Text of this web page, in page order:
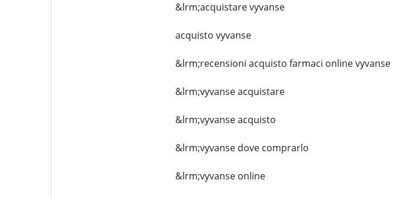
&lrm;acquistare vyvanse
acquisto vyvanse
&lrm;recensioni acquisto farmaci online vyvanse
&lrm;vyvanse acquistare
&lrm;vyvanse acquisto
&lrm;vyvanse dove comprarlo
&lrm;vyvanse online